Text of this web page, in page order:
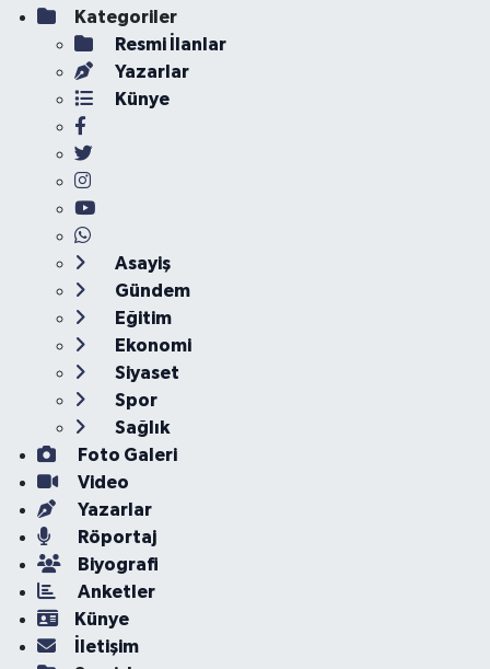
Kategoriler
Resmi İlanlar
Yazarlar
Künye
Asayiş
Gündem
Eğitim
Ekonomi
Siyaset
Spor
Sağlık
Foto Galeri
Video
Yazarlar
Röportaj
Biyografi
Anketler
Künye
İletişim